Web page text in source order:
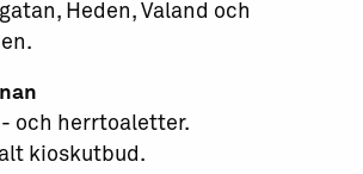
Heden, Valand och
och herrtoaletter.
kioskutbud.